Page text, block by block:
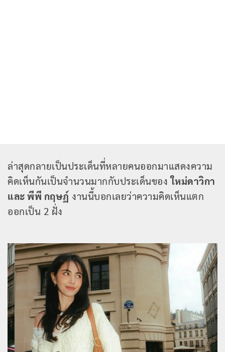
ล่าสุดกลายเป็นประเด็นที่หลายคนออกมาแสดงความ
คิดเห็นกันเป็นจำนวนมากกับประเด็นของใหม่ดาวิกา
และ พีพี กฤษฏ์ งานนี้บอกเลยว่าความคิดเห็นแตก
ออกเป็น 2 ฝั่ง